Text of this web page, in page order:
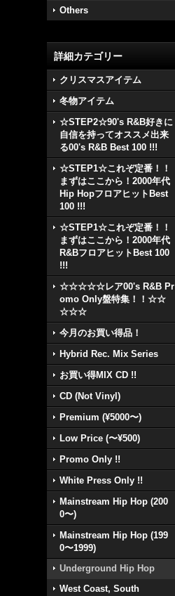
Others
詳細カテゴリー
クリスマスアイテム
冬物アイテム
☆STEP2☆90's R&B好きに
自信を持ってオススメ出来
る00's R&B Best 100 !!!
☆STEP1☆これぞ定番！！
まずはここから！2000年代
Hip HopフロアヒットBest
100 !!!
☆STEP1☆これぞ定番！！
まずはここから！2000年代
R&BフロアヒットBest 100
!!!
☆☆☆☆☆レア00's R&B Pr
omo Only盤特集！！☆☆
☆☆☆
今月のお買い得品！
Hybrid Rec. Mix Series
お買い得MIX CD !!
CD (Not Vinyl)
Premium (¥5000〜)
Low Price (〜¥500)
Promo Only !!
White Press Only !!
Mainstream Hip Hop (200
0〜)
Mainstream Hip Hop (199
0〜1999)
Underground Hip Hop
West Coast, South